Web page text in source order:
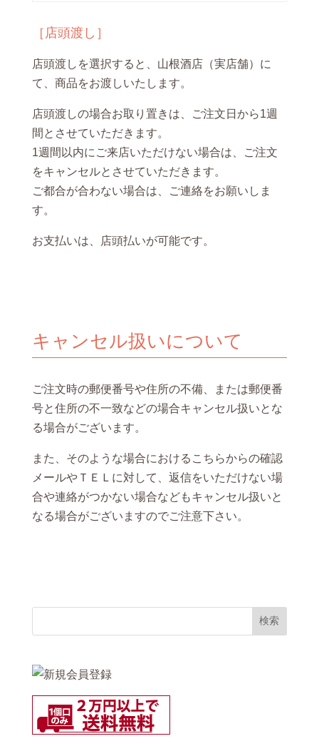
［店頭渡し］
店頭渡しを選択すると、山根酒店（実店舗）に
て、商品をお渡しいたします。
店頭渡しの場合お取り置きは、ご注文日から1週
間とさせていただきます。
1週間以内にご来店いただけない場合は、ご注文
をキャンセルとさせていただきます。
ご都合が合わない場合は、ご連絡をお願いしま
す。
お支払いは、店頭払いが可能です。
キャンセル扱いについて
ご注文時の郵便番号や住所の不備、または郵便番
号と住所の不一致などの場合キャンセル扱いとな
る場合がございます。
また、そのような場合におけるこちらからの確認
メールやＴＥＬに対して、返信をいただけない場
合や連絡がつかない場合などもキャンセル扱いと
なる場合がございますのでご注意下さい。